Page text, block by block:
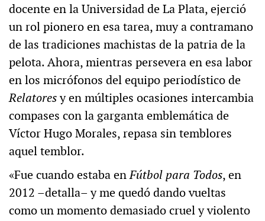
docente en la Universidad de La Plata, ejerció
un rol pionero en esa tarea, muy a contramano
de las tradiciones machistas de la patria de la
pelota. Ahora, mientras persevera en esa labor
en los micrófonos del equipo periodístico de
Relatoresy en múltiples ocasiones intercambia
compases con la garganta emblemática de
Víctor Hugo Morales, repasa sin temblores
aquel temblor.
«Fue cuando estaba enFútbol para Todos, en
2012 –detalla– y me quedó dando vueltas
como un momento demasiado cruel y violento